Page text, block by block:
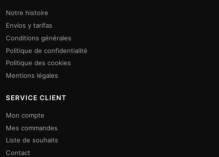
Notre histoire
Envíos y tarifas
Conditions générales
Politique de confidentialité
Politique des cookies
Mentions légales
SERVICE CLIENT
Mon compte
Mes commandes
Liste de souhaits
Contact